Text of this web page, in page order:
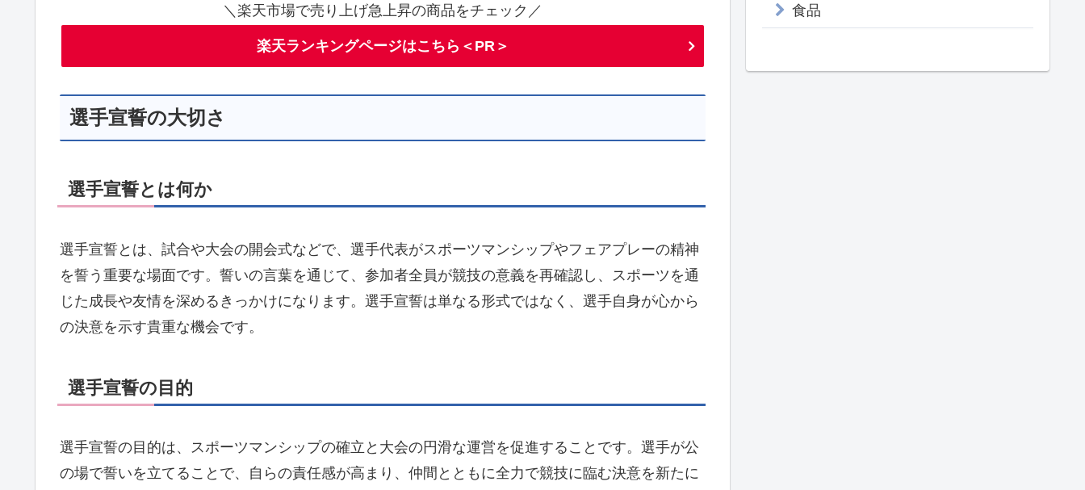
＼楽天市場で売り上げ急上昇の商品をチェック／
楽天ランキングページはこちら＜PR＞
選手宣誓の大切さ
選手宣誓とは何か
選手宣誓とは、試合や大会の開会式などで、選手代表がスポーツマンシップやフェアプレーの精神
を誓う重要な場面です。誓いの言葉を通じて、参加者全員が競技の意義を再確認し、スポーツを通
じた成長や友情を深めるきっかけになります。選手宣誓は単なる形式ではなく、選手自身が心から
の決意を示す貴重な機会です。
選手宣誓の目的
選手宣誓の目的は、スポーツマンシップの確立と大会の円滑な運営を促進することです。選手が公
の場で誓いを立てることで、自らの責任感が高まり、仲間とともに全力で競技に臨む決意を新たに
食品